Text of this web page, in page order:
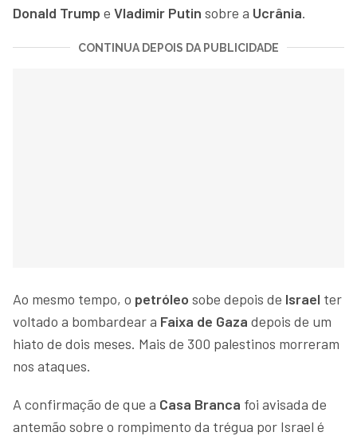
Donald Trump e Vladimir Putin sobre a Ucrânia.
CONTINUA DEPOIS DA PUBLICIDADE
Ao mesmo tempo, o petróleo sobe depois de Israel ter
voltado a bombardear a Faixa de Gaza depois de um
hiato de dois meses. Mais de 300 palestinos morreram
nos ataques.
A confirmação de que a Casa Branca foi avisada de
antemão sobre o rompimento da trégua por Israel é